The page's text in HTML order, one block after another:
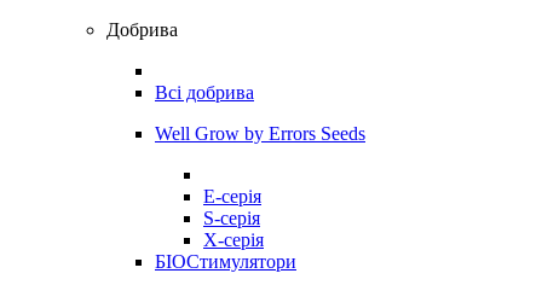
Добрива
Всі добрива
Well Grow by Errors Seeds
E-серія
S-серія
X-серія
БІОСтимулятори